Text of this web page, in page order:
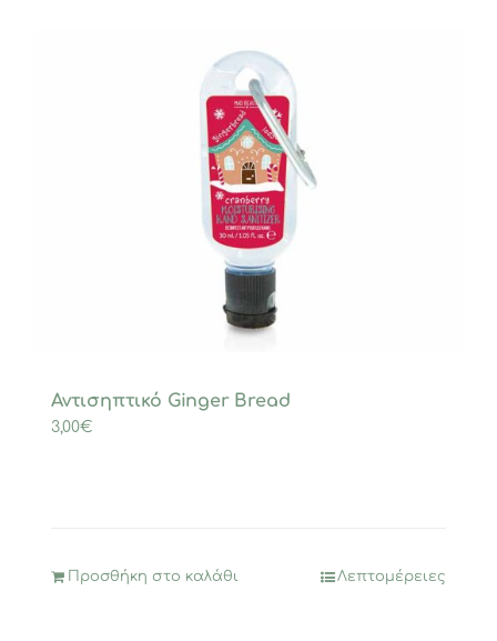
Αντισηπτικό Ginger Bread
3,00€
Προσθήκη στο καλάθι Λεπτομέρειες